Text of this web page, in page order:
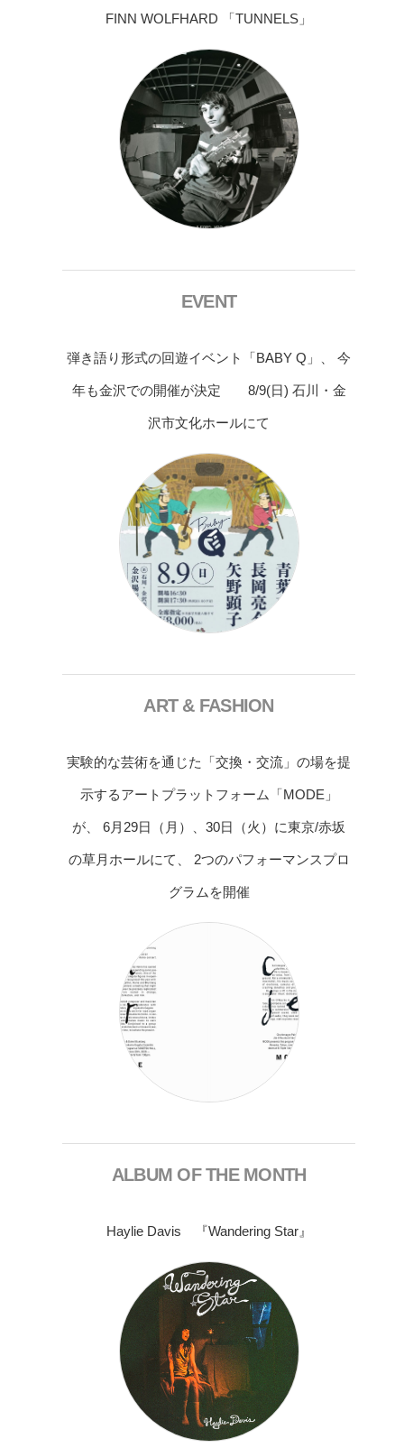
FINN WOLFHARD 「TUNNELS」
EVENT
弾き語り形式の回遊イベント「BABY Q」、 今
年も金沢での開催が決定 8/9(日) 石川・金
沢市文化ホールにて
ART & FASHION
実験的な芸術を通じた「交換・交流」の場を提
示するアートプラットフォーム「MODE」
が、 6月29日（月）、30日（火）に東京/赤坂
の草月ホールにて、 2つのパフォーマンスプロ
グラムを開催
ALBUM OF THE MONTH
Haylie Davis 『Wandering Star』